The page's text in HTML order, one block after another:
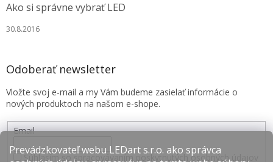
Prevádzkovateľ webu LEDart s.r.o. ako správca
Ako si správne vybrať LED
30.8.2016
Odoberať newsletter
Vložte svoj e-mail a my Vám budeme zasielať informácie o
nových produktoch na našom e-shope.
Email
Súhlasím so spracovávaním poskytnutých osobných údajov